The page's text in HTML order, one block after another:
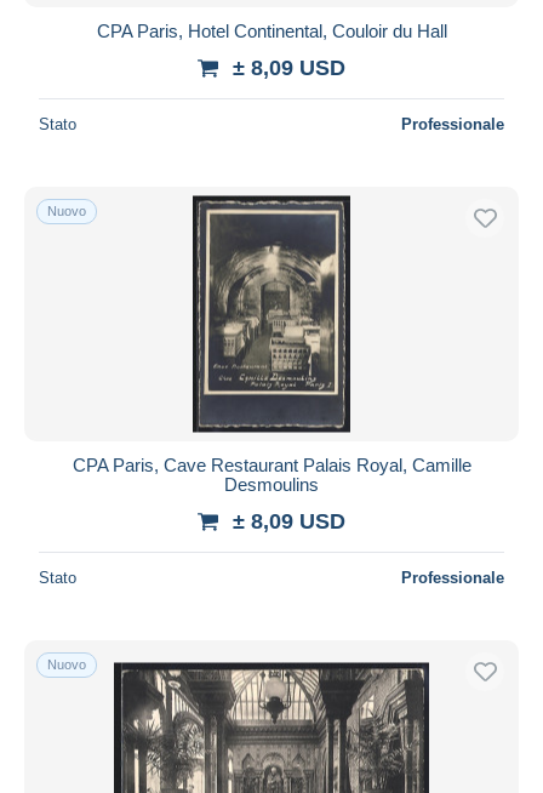
CPA Paris, Hotel Continental, Couloir du Hall
± 8,09 USD
Stato Professionale
Nuovo
CPA Paris, Cave Restaurant Palais Royal, Camille
Desmoulins
± 8,09 USD
Stato Professionale
Nuovo